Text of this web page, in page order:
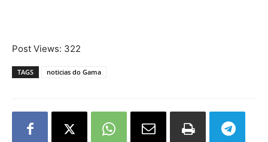
Post Views: 322
TAGS noticias do Gama